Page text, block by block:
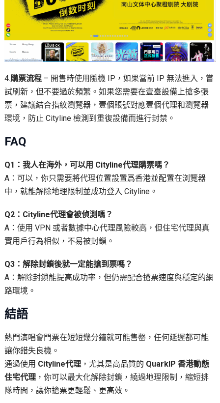
4.購票流程– 開售時使用隨機 IP，如果當前 IP 無法進入，嘗
試刷新，但不要過於頻繁。如果您需要在壹臺設備上搶多張
票，建議結合指紋瀏覽器，壹個賬號對應壹個代理和瀏覽器
環境，防止 Cityline 檢測到重復設備而進行封禁。
FAQ
Q1：我人在海外，可以用 Cityline代理購票嗎？
A：可以，你只需要將代理位置設置爲香港並配置在浏覽器
中，就能解除地理限制並成功登入 Cityline。
Q2：Cityline代理會被偵測嗎？
A：使用 VPN 或者數據中心代理風險較高，但住宅代理與真
實用戶行為相似，不易被封鎖。
Q3：解除封鎖後就一定能搶到票嗎？
A：解除封鎖能提高成功率，但仍需配合搶票速度與穩定的網
路環境。
結語
熱門演唱會門票在短短幾分鐘就可能售罄，任何延遲都可能
讓你錯失良機。
通過使用 Cityline代理，尤其是高品質的 QuarkIP 香港動態
住宅代理，你可以最大化解除封鎖，繞過地理限制，縮短排
隊時間，讓你搶票更輕鬆、更高效。